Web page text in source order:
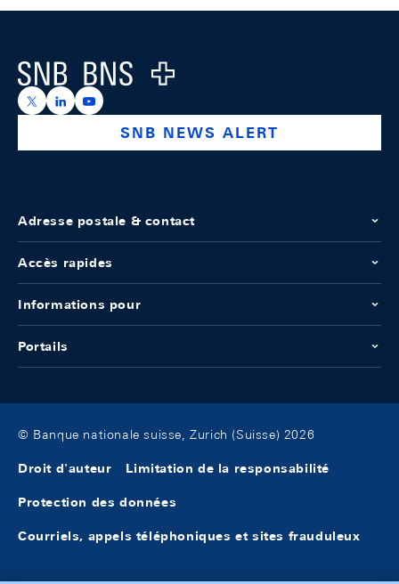
Logo
https://x.com/snb_bns
https://ch.linkedin.com/company/swiss-national-
https://www.youtube.com/@swissnationalbank
SNB NEWS ALERT
Adresse postale & contact
Accès rapides
Informations pour
Portails
© Banque nationale suisse, Zurich (Suisse) 2026
Droit d'auteur Limitation de la responsabilité
Protection des données
Courriels, appels téléphoniques et sites frauduleux